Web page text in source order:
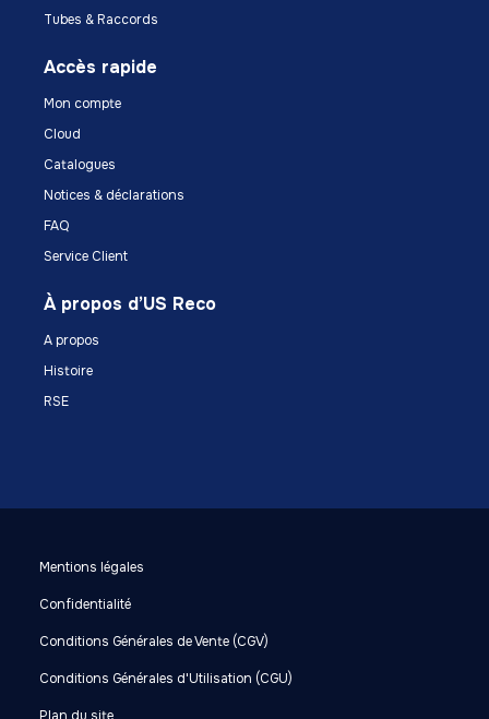
Tubes & Raccords
Accès rapide
Mon compte
Cloud
Catalogues
Notices & déclarations
FAQ
Service Client
À propos d’US Reco
A propos
Histoire
RSE
Mentions légales
Confidentialité
Conditions Générales de Vente (CGV)
Conditions Générales d'Utilisation (CGU)